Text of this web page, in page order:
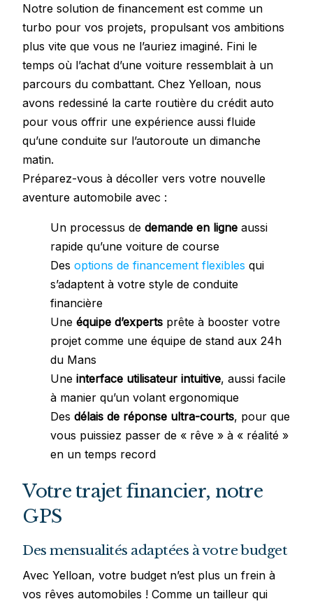
Notre solution de financement est comme un
turbo pour vos projets, propulsant vos ambitions
plus vite que vous ne l’auriez imaginé. Fini le
temps où l’achat d’une voiture ressemblait à un
parcours du combattant. Chez Yelloan, nous
avons redessiné la carte routière du crédit auto
pour vous offrir une expérience aussi fluide
qu’une conduite sur l’autoroute un dimanche
matin.
Préparez-vous à décoller vers votre nouvelle
aventure automobile avec :
Un processus dedemande en ligne aussi
rapide qu’une voiture de course
Desoptions de financement flexibles qui
s’adaptent à votre style de conduite
financière
Uneéquipe d’experts prête à booster votre
projet comme une équipe de stand aux 24h
du Mans
Uneinterface utilisateur intuitive, aussi facile
à manier qu’un volant ergonomique
Desdélais de réponse ultra-courts, pour que
vous puissiez passer de « rêve » à « réalité »
en un temps record
Votre trajet financier, notre
GPS
Des mensualités adaptées à votre budget
Avec Yelloan, votre budget n’est plus un frein à
vos rêves automobiles ! Comme un tailleur qui